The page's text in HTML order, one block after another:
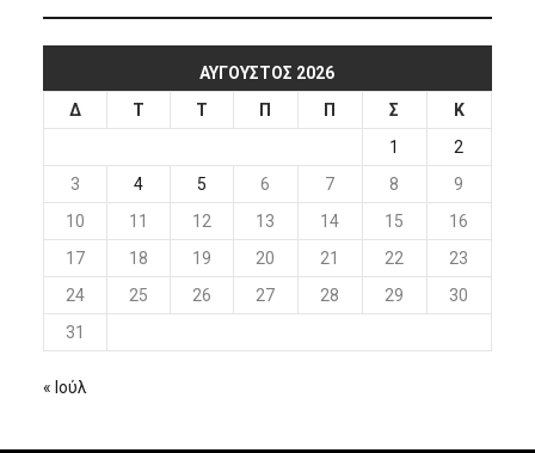
ΑΎΓΟΥΣΤΟΣ 2026
Δ
Τ Τ Π Π Σ
Κ
1
2
3
4 5 6 7 8
9
10
11 12 13 14 15
16
17
18 19 20 21 22
23
24
25 26 27 28 29
30
31
« Ιούλ